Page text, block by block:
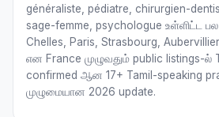
généraliste, pédiatre, chirurgien-
sage-femme, psychologue உள்ளிட்ட
Chelles, Paris, Strasbourg,
என France முழுவதும் public listings-ல்
confirmed ஆன 17+ Tamil-speaking
முழுமையான 2026 update.